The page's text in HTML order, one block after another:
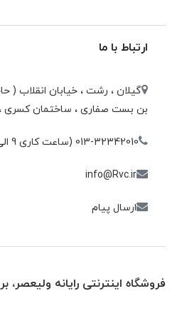
ارتباط با ما
گیلان ، رشت ، خيابان انقلاب (
بن بست صفاری ، ساختمان كسری
013-32342010 (ساعت کاری 9 الی 20:30)
info@Rvc.ir
ارسال پیام
فروشگاه اینترنتی رایانه